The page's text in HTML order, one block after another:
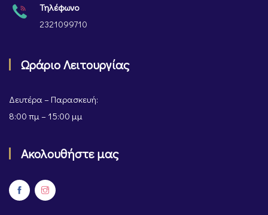
Τηλέφωνο
2321099710
Ωράριο Λειτουργίας
Δευτέρα – Παρασκευή:
8:00 πμ – 15:00 μμ
Ακολουθήστε μας